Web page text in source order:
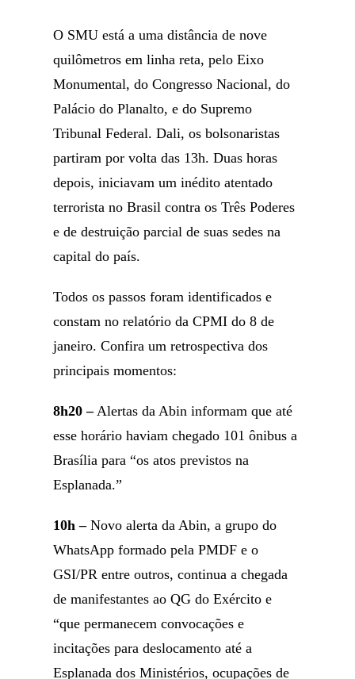
O SMU está a uma distância de nove
quilômetros em linha reta, pelo Eixo
Monumental, do Congresso Nacional, do
Palácio do Planalto, e do Supremo
Tribunal Federal. Dali, os bolsonaristas
partiram por volta das 13h. Duas horas
depois, iniciavam um inédito atentado
terrorista no Brasil contra os Três Poderes
e de destruição parcial de suas sedes na
capital do país.
Todos os passos foram identificados e
constam no relatório da CPMI do 8 de
janeiro. Confira um retrospectiva dos
principais momentos:
8h20 –Alertas da Abin informam que até
esse horário haviam chegado 101 ônibus a
Brasília para “os atos previstos na
Esplanada.”
10h –Novo alerta da Abin, a grupo do
WhatsApp formado pela PMDF e o
GSI/PR entre outros, continua a chegada
de manifestantes ao QG do Exército e
“que permanecem convocações e
incitações para deslocamento até a
Esplanada dos Ministérios, ocupações de